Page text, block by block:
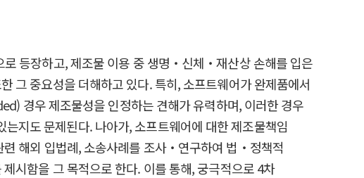
로 등장하고, 제조물 이용 중 생명‧신체‧재산상 손해를 입은
그 중요성을 더해하고 있다. 특히, 소프트웨어가 완제품에서
경우 제조물성을 인정하는 견해가 유력하며, 이러한 경우
지도 문제된다. 나아가, 소프트웨어에 대한 제조물책임
련 해외 입법례, 소송사례를 조사‧연구하여 법‧정책적
시함을 그 목적으로 한다. 이를 통해, 궁극적으로 4차